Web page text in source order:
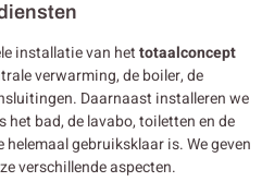
installatie van hettotaalconcept
verwarming, de boiler, de
Daarnaast installeren we
bad, de lavabo, toiletten en de
gebruiksklaar is. We geven
verschillende aspecten.